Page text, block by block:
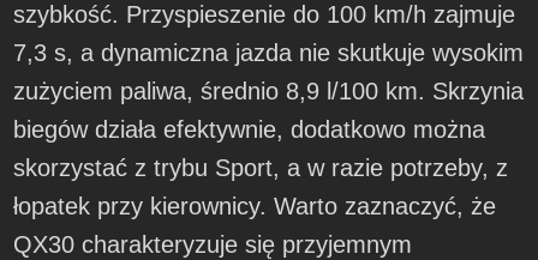
szybkość. Przyspieszenie do 100 km/h zajmuje
7,3 s, a dynamiczna jazda nie skutkuje wysokim
zużyciem paliwa, średnio 8,9 l/100 km. Skrzynia
biegów działa efektywnie, dodatkowo można
skorzystać z trybu Sport, a w razie potrzeby, z
łopatek przy kierownicy. Warto zaznaczyć, że
QX30 charakteryzuje się przyjemnym